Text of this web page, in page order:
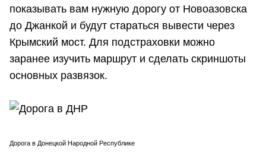
показывать вам нужную дорогу от Новоазовска
до Джанкой и будут стараться вывести через
Крымский мост. Для подстраховки можно
заранее изучить маршрут и сделать скриншоты
основных развязок.
Дорога в Донецкой Народной Республике